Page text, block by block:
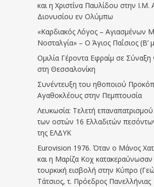
και η Χριστίνα Παυλίδου στην Ι.Μ.
Διονυσίου εν Ολύμπω
«Καρδιακός Λόγος – Αγιασμένων
Νοσταλγία» – Ο Άγιος Παΐσιος (Β’
Ομιλία Γέροντα Εφραίμ σε Σύναξη
στη Θεσσαλονίκη
Συνέντευξη του ηθοποιού
Αγαθοκλέους στην Πεμπτουσία
Λευκωσία: Τελετή επαναπατρισμού
των οστών 16 Ελλαδιτών
της ΕΛΔΥΚ
Eurovision 1976. Όταν ο Μάνος
και η Μαρίζα Κοχ κατακεραύνωσαν
τουρκική εισβολή στην Κύπρο
Τάτσιος, τ. Πρόεδρος Πανελλήνιας